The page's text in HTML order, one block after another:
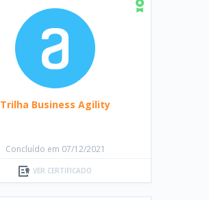
Trilha Business Agility
Concluído em 07/12/2021
VER CERTIFICADO